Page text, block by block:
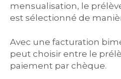
mensualisation, le
est sélectionné de
Avec une facturation
peut choisir entre le
paiement par chèque.